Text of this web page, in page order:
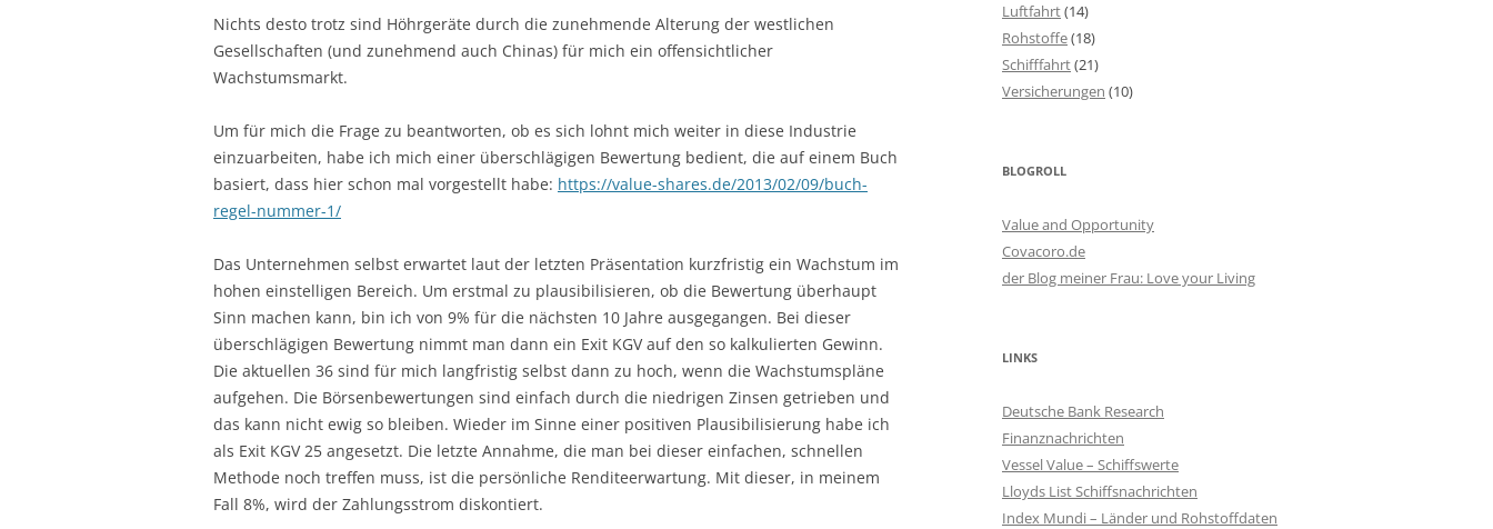
Nichts desto trotz sind Höhrgeräte durch die zunehmende Alterung der westlichen
Gesellschaften (und zunehmend auch Chinas) für mich ein offensichtlicher
Wachstumsmarkt.
Um für mich die Frage zu beantworten, ob es sich lohnt mich weiter in diese Industrie
einzuarbeiten, habe ich mich einer überschlägigen Bewertung bedient, die auf einem Buch
basiert, dass hier schon mal vorgestellt habe: https://value-shares.de/2013/02/09/buch-
regel-nummer-1/
Das Unternehmen selbst erwartet laut der letzten Präsentation kurzfristig ein Wachstum im
hohen einstelligen Bereich. Um erstmal zu plausibilisieren, ob die Bewertung überhaupt
Sinn machen kann, bin ich von 9% für die nächsten 10 Jahre ausgegangen. Bei dieser
überschlägigen Bewertung nimmt man dann ein Exit KGV auf den so kalkulierten Gewinn.
Die aktuellen 36 sind für mich langfristig selbst dann zu hoch, wenn die Wachstumspläne
aufgehen. Die Börsenbewertungen sind einfach durch die niedrigen Zinsen getrieben und
das kann nicht ewig so bleiben. Wieder im Sinne einer positiven Plausibilisierung habe ich
als Exit KGV 25 angesetzt. Die letzte Annahme, die man bei dieser einfachen, schnellen
Methode noch treffen muss, ist die persönliche Renditeerwartung. Mit dieser, in meinem
Fall 8%, wird der Zahlungsstrom diskontiert.
Luftfahrt(14)
Rohstoffe(18)
Schifffahrt(21)
Versicherungen (10)
BLOGROLL
Value and Opportunity
Covacoro.de
der Blog meiner Frau: Love your Living
LINKS
Deutsche Bank Research
Finanznachrichten
Vessel Value – Schiffswerte
Lloyds List Schiffsnachrichten
Index Mundi – Länder und Rohstoffdaten